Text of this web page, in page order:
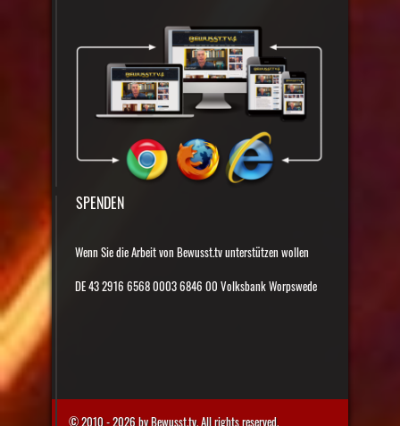
SPENDEN
Wenn Sie die Arbeit von Bewusst.tv unterstützen wollen
DE 43 2916 6568 0003 6846 00 Volksbank Worpswede
© 2010 - 2026 by Bewusst.tv. All rights reserved.